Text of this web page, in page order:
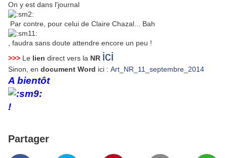
On y est dans l'journal
Par contre, pour celui de Claire Chazal... Bah
, faudra sans doute attendre encore un peu !
>>> Le lien direct vers la NR ici
Sinon, en document Word ici : Art_NR_11_septembre_2014
A bientôt
!
Partager